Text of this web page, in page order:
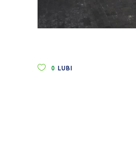
0 LUBI